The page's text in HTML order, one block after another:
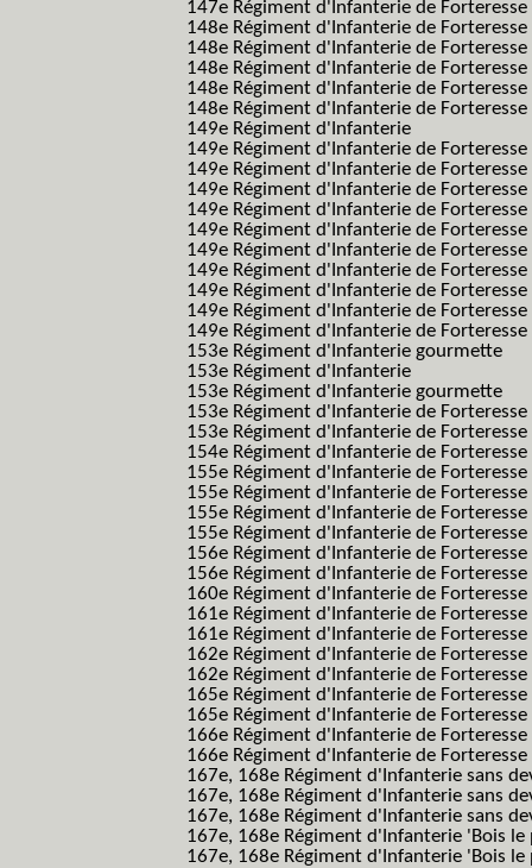
147e Régiment d'Infanterie de Forteresse
148e Régiment d'Infanterie de Forteresse
148e Régiment d'Infanterie de Forteresse
148e Régiment d'Infanterie de Forteresse
148e Régiment d'Infanterie de Forteresse
148e Régiment d'Infanterie de Forteresse
149e Régiment d'Infanterie
149e Régiment d'Infanterie de
149e Régiment d'Infanterie de
149e Régiment d'Infanterie de
149e Régiment d'Infanterie de
149e Régiment d'Infanterie de
149e Régiment d'Infanterie de
149e Régiment d'Infanterie de
149e Régiment d'Infanterie de
149e Régiment d'Infanterie de
149e Régiment d'Infanterie de
153e Régiment d'Infanterie gourmette
153e Régiment d'Infanterie
153e Régiment d'Infanterie gourmette
153e Régiment d'Infanterie de
153e Régiment d'Infanterie de
154e Régiment d'Infanterie de Forteresse
155e Régiment d'Infanterie de
155e Régiment d'Infanterie de
155e Régiment d'Infanterie de
155e Régiment d'Infanterie de
156e Régiment d'Infanterie de Forteresse
156e Régiment d'Infanterie de
160e Régiment d'Infanterie de
161e Régiment d'Infanterie de Forteresse
161e Régiment d'Infanterie de
162e Régiment d'Infanterie de Forteresse
162e Régiment d'Infanterie de
165e Régiment d'Infanterie de Forteresse
165e Régiment d'Infanterie de Forteresse
166e Régiment d'Infanterie de Forteresse
166e Régiment d'Infanterie de Forteresse
167e, 168e Régiment d'Infanterie sans
167e, 168e Régiment d'Infanterie sans
167e, 168e Régiment d'Infanterie sans
167e, 168e Régiment d'Infanterie 'Bois
167e, 168e Régiment d'Infanterie 'Bois